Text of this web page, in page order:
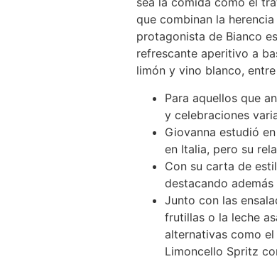
que combinan la
protagonista de Bianco
refrescante aperitivo a
limón y vino blanco,
Para aquellos que
y celebraciones
Giovanna estudió
en Italia, pero su
Con su carta de
destacando
Junto con las
frutillas o la leche
alternativas como
Limoncello Spritz